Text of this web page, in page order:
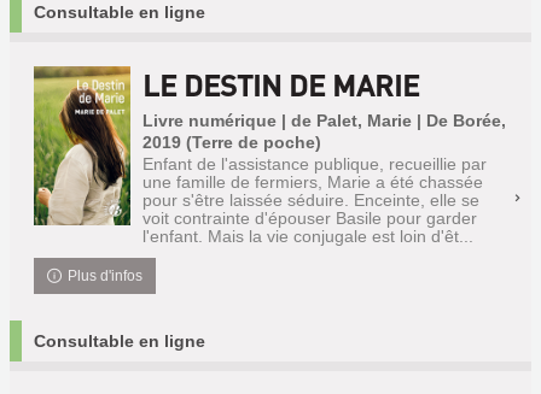
Consultable en ligne
LE DESTIN DE MARIE
Livre numérique | de Palet, Marie | De Borée,
2019 (Terre de poche)
Enfant de l'assistance publique, recueillie par
une famille de fermiers, Marie a été chassée
pour s'être laissée séduire. Enceinte, elle se
voit contrainte d'épouser Basile pour garder
l'enfant. Mais la vie conjugale est loin d'êt...
Plus d'infos
Consultable en ligne